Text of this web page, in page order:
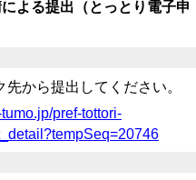
よる提出（とっとり電子申
先から提出してください。
pref-tottori-